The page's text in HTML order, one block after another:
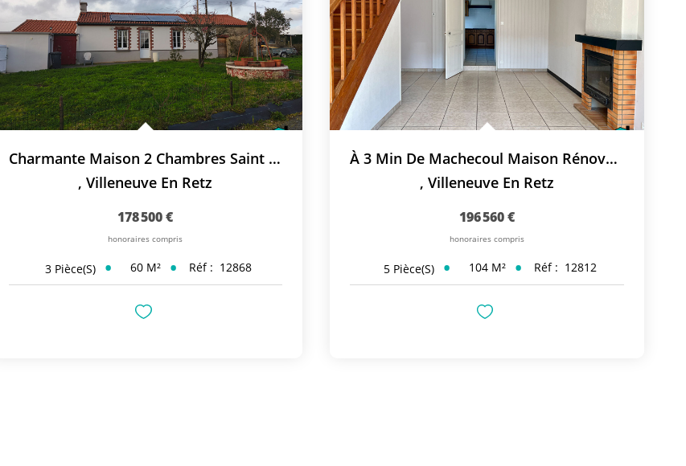
Charmante Maison 2 Chambres Saint Cyr Et Retz
,Villeneuve En Retz
178 500 €
honoraires compris
3 Pièce(s) 60 M² Réf : 12868
À 3 Min De Machecoul Maison Rénovée Avec Dépendances Et...
,Villeneuve En Retz
196 560 €
honoraires compris
5 Pièce(s) 104 M² Réf : 12812